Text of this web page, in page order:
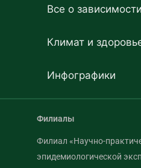
Все о зависимости
Климат и
Инфографики
Филиалы
Филиал «Научно-
эпидемиологической